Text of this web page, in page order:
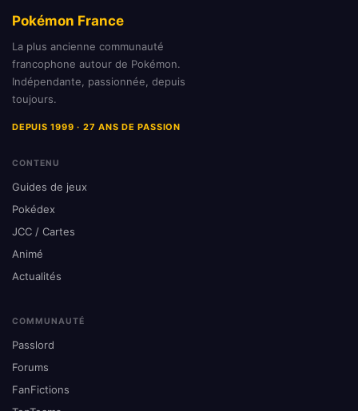
Pokémon France
La plus ancienne communauté
francophone autour de Pokémon.
Indépendante, passionnée, depuis
toujours.
DEPUIS 1999 · 27 ANS DE PASSION
CONTENU
Guides de jeux
Pokédex
JCC / Cartes
Animé
Actualités
COMMUNAUTÉ
Passlord
Forums
FanFictions